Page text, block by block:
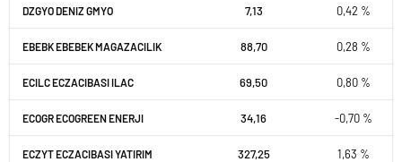
DZGYO DENIZ GMYO 7,13 0,42 %
EBEBK EBEBEK MAGAZACILIK 88,70 0,28 %
ECILC ECZACIBASI ILAC 69,50 0,80 %
ECOGR ECOGREEN ENERJI 34,16 -0,70 %
ECZYT ECZACIBASI YATIRIM 327,25 1,63 %